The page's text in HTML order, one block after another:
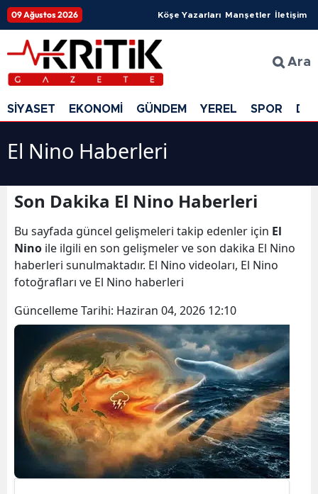
09 Ağustos 2026 Köşe Yazarları Manşetler İletişim
Ara
SİYASET EKONOMİ GÜNDEM YEREL SPOR
El Nino Haberleri
Son Dakika El Nino Haberleri
Bu sayfada güncel gelişmeleri takip edenler için El
Nino ile ilgili en son gelişmeler ve son dakika El Nino
haberleri sunulmaktadır. El Nino videoları, El Nino
fotoğrafları ve El Nino haberleri
Güncelleme Tarihi: Haziran 04, 2026 12:10